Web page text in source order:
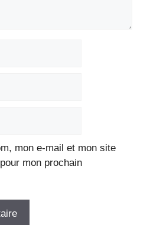
mon e-mail et mon site
mon prochain